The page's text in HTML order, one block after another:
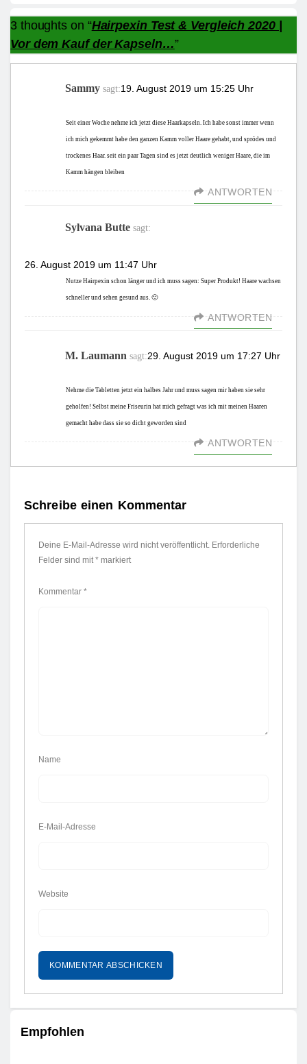
3 thoughts on “Hairpexin Test & Vergleich 2020 |
Vor dem Kauf der Kapseln…”
Sammy sagt:19. August 2019 um 15:25 Uhr
Seit einer Woche nehme ich jetzt diese Haarkapseln. Ich habe sonst immer wenn
ich mich gekemmt habe den ganzen Kamm voller Haare gehabt, und sprödes und
trockenes Haar. seit ein paar Tagen sind es jetzt deutlich weniger Haare, die im
Kamm hängen bleiben
ANTWORTEN
Sylvana Butte sagt:
26. August 2019 um 11:47 Uhr
Nutze Hairpexin schon länger und ich muss sagen: Super Produkt! Haare wachsen
schneller und sehen gesund aus. 🙂
ANTWORTEN
M. Laumann sagt:29. August 2019 um 17:27 Uhr
Nehme die Tabletten jetzt ein halbes Jahr und muss sagen mir haben sie sehr
geholfen! Selbst meine Friseurin hat mich gefragt was ich mit meinen Haaren
gemacht habe dass sie so dicht geworden sind
ANTWORTEN
Schreibe einen Kommentar
Deine E-Mail-Adresse wird nicht veröffentlicht. Erforderliche
Felder sind mit * markiert
Kommentar *
Name
E-Mail-Adresse
Website
Empfohlen